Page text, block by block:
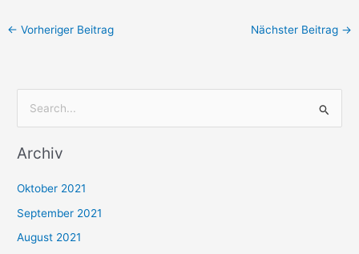
← Vorheriger Beitrag Nächster Beitrag →
c
n
n
Archiv
Oktober 2021
September 2021
August 2021